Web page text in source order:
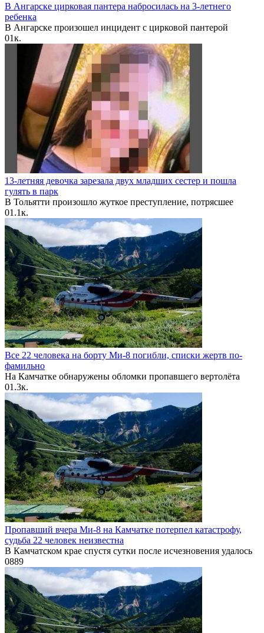
В Ангарске цирковая пантера набросилась на 3-летнего
ребенка
В Ангарске произошел инцидент с цирковой пантерой
01к.
13-летняя девочка зарезала двух младших сестер и пошла
гулять в парк
В Тольятти произошло жуткое преступление, потрясшее
01.1к.
Все 22 человека на борту Ми-8 погибли, списки жертв по-
фамильно
На Камчатке обнаружены обломки пропавшего вертолёта
01.3к.
Пропавший вчера Ми-8 на Камчатке потерпел катастрофу,
судьба 22 человек неизвестна
В Камчатском крае спустя сутки после исчезновения удалось
0889